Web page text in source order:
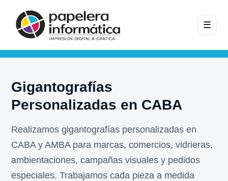
☰
Gigantografías
Personalizadas en CABA
Realizamos gigantografías personalizadas en
CABA y AMBA para marcas, comercios, vidrieras,
ambientaciones, campañas visuales y pedidos
especiales. Trabajamos cada pieza a medida